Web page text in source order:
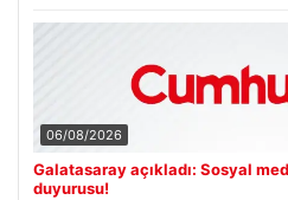
06/08/2026
Galatasaray açıkladı: Sosyal
duyurusu!